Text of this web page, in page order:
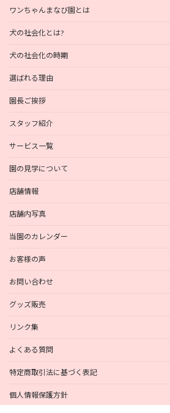
ワンちゃんまなび園とは
犬の社会化とは?
犬の社会化の時期
選ばれる理由
園長ご挨拶
スタッフ紹介
サービス一覧
園の見学について
店舗情報
店舗内写真
当園のカレンダー
お客様の声
お問い合わせ
グッズ販売
リンク集
よくある質問
特定商取引法に基づく表記
個人情報保護方針